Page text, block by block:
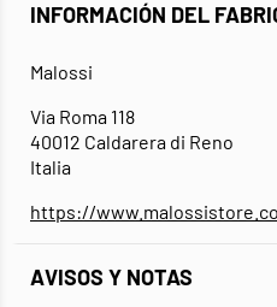
INFORMACIÓN DEL
Malossi
Via Roma 118
40012 Caldarera di Reno
Italia
https://
AVISOS Y NOTAS